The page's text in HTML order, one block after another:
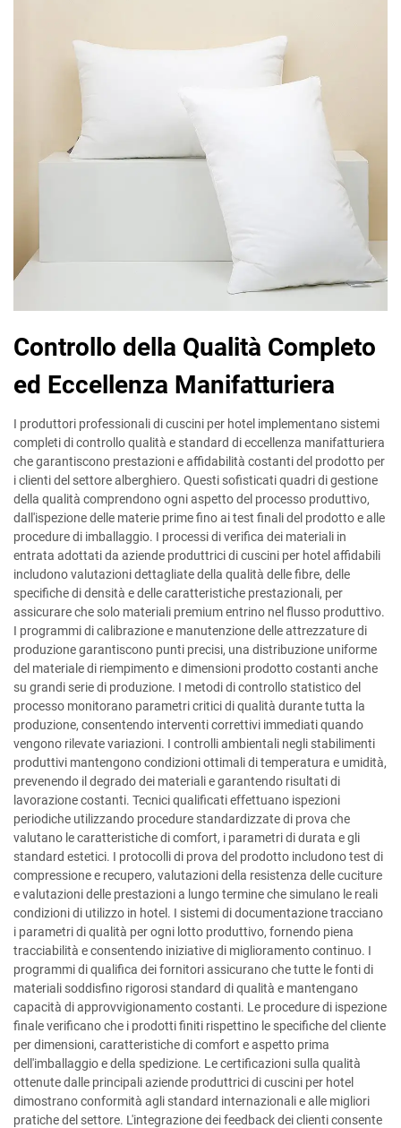
Controllo della Qualità Completo
ed Eccellenza Manifatturiera
I produttori professionali di cuscini per hotel implementano sistemi
completi di controllo qualità e standard di eccellenza manifatturiera
che garantiscono prestazioni e affidabilità costanti del prodotto per
i clienti del settore alberghiero. Questi sofisticati quadri di gestione
della qualità comprendono ogni aspetto del processo produttivo,
dall'ispezione delle materie prime fino ai test finali del prodotto e alle
procedure di imballaggio. I processi di verifica dei materiali in
entrata adottati da aziende produttrici di cuscini per hotel affidabili
includono valutazioni dettagliate della qualità delle fibre, delle
specifiche di densità e delle caratteristiche prestazionali, per
assicurare che solo materiali premium entrino nel flusso produttivo.
I programmi di calibrazione e manutenzione delle attrezzature di
produzione garantiscono punti precisi, una distribuzione uniforme
del materiale di riempimento e dimensioni prodotto costanti anche
su grandi serie di produzione. I metodi di controllo statistico del
processo monitorano parametri critici di qualità durante tutta la
produzione, consentendo interventi correttivi immediati quando
vengono rilevate variazioni. I controlli ambientali negli stabilimenti
produttivi mantengono condizioni ottimali di temperatura e umidità,
prevenendo il degrado dei materiali e garantendo risultati di
lavorazione costanti. Tecnici qualificati effettuano ispezioni
periodiche utilizzando procedure standardizzate di prova che
valutano le caratteristiche di comfort, i parametri di durata e gli
standard estetici. I protocolli di prova del prodotto includono test di
compressione e recupero, valutazioni della resistenza delle cuciture
e valutazioni delle prestazioni a lungo termine che simulano le reali
condizioni di utilizzo in hotel. I sistemi di documentazione tracciano
i parametri di qualità per ogni lotto produttivo, fornendo piena
tracciabilità e consentendo iniziative di miglioramento continuo. I
programmi di qualifica dei fornitori assicurano che tutte le fonti di
materiali soddisfino rigorosi standard di qualità e mantengano
capacità di approvvigionamento costanti. Le procedure di ispezione
finale verificano che i prodotti finiti rispettino le specifiche del cliente
per dimensioni, caratteristiche di comfort e aspetto prima
dell'imballaggio e della spedizione. Le certificazioni sulla qualità
ottenute dalle principali aziende produttrici di cuscini per hotel
dimostrano conformità agli standard internazionali e alle migliori
pratiche del settore. L'integrazione dei feedback dei clienti consente